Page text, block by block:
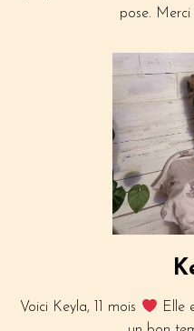
pose.
Voici Keyla, 11 mois
Elle